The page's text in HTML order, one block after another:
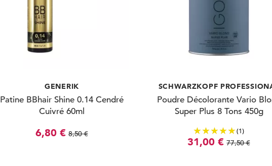
GENERIK
Patine BBhair Shine 0.14 Cendré
Cuivré 60ml
6,80 € 8,50 €
SCHWARZKOPF
Poudre Décolorante Vario
Super Plus 8 Tons 450g
(1)
31,00 € 77,50 €